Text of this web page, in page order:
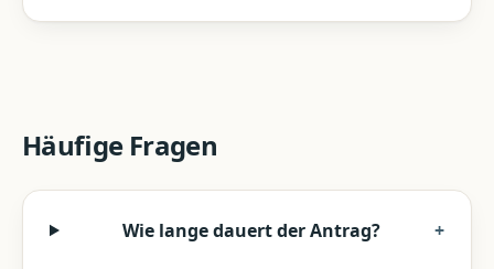
Häufige Fragen
Wie lange dauert der Antrag? +